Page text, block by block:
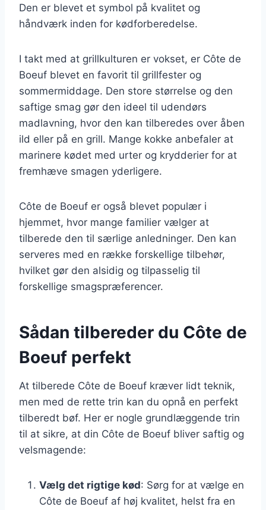
Den er blevet et symbol på kvalitet og
håndværk inden for kødforberedelse.
I takt med at grillkulturen er vokset, er Côte de
Boeuf blevet en favorit til grillfester og
sommermiddage. Den store størrelse og den
saftige smag gør den ideel til udendørs
madlavning, hvor den kan tilberedes over åben
ild eller på en grill. Mange kokke anbefaler at
marinere kødet med urter og krydderier for at
fremhæve smagen yderligere.
Côte de Boeuf er også blevet populær i
hjemmet, hvor mange familier vælger at
tilberede den til særlige anledninger. Den kan
serveres med en række forskellige tilbehør,
hvilket gør den alsidig og tilpasselig til
forskellige smagspræferencer.
Sådan tilbereder du Côte de
Boeuf perfekt
At tilberede Côte de Boeuf kræver lidt teknik,
men med de rette trin kan du opnå en perfekt
tilberedt bøf. Her er nogle grundlæggende trin
til at sikre, at din Côte de Boeuf bliver saftig og
velsmagende:
Vælg det rigtige kød: Sørg for at vælge en
Côte de Boeuf af høj kvalitet, helst fra en